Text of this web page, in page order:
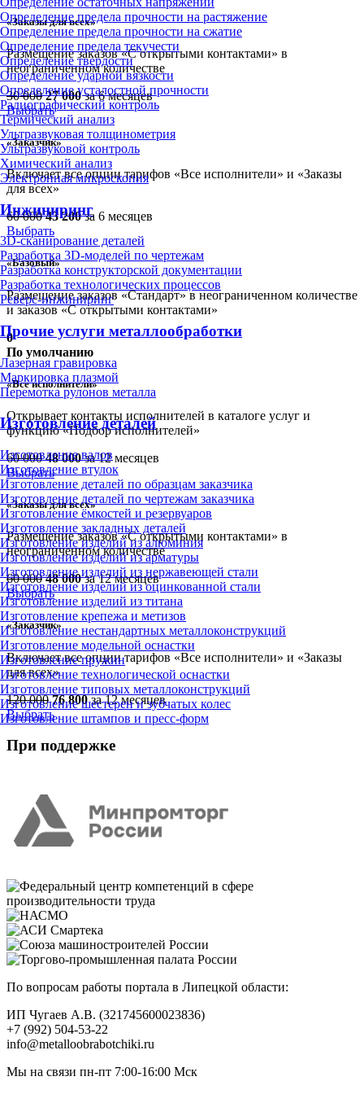
Определение предела прочности на растяжение
Определение предела прочности на сжатие
Определение предела текучести
Определение твердости
Определение ударной вязкости
Определение усталостной прочности
Радиографический контроль
Термический анализ
Ультразвуковая толщинометрия
Ультразвуковой контроль
Химический анализ
Электронная микроскопия
Инжиниринг
3D-сканирование деталей
Разработка 3D-моделей по чертежам
Разработка конструкторской документации
Разработка технологических процессов
Реверс-инжиниринг
Прочие услуги металлообработки
Лазерная гравировка
Маркировка плазмой
Перемотка рулонов металла
Изготовление деталей
Изготовление валов
Изготовление втулок
Изготовление деталей по образцам заказчика
Изготовление деталей по чертежам заказчика
Изготовление ёмкостей и резервуаров
Изготовление закладных деталей
Изготовление изделий из алюминия
Изготовление изделий из арматуры
Изготовление изделий из нержавеющей стали
Изготовление изделий из оцинкованной стали
Изготовление изделий из титана
Изготовление крепежа и метизов
Изготовление нестандартных металлоконструкций
Изготовление модельной оснастки
Изготовление пружин
Изготовление технологической оснастки
Изготовление типовых металлоконструкций
Изготовление шестерен и зубчатых колес
Изготовление штампов и пресс-форм
«Заказы для всех»
Размещение заказов «С открытыми контактами» в
неограниченном количестве
30 000 27 000 за 6 месяцев
Выбрать
«Заказчик»
Включает все опции тарифов «Все исполнители» и «Заказы
для всех»
60 000 43 200 за 6 месяцев
Выбрать
«Базовый»
Размещение заказов «Стандарт» в неограниченном количестве
и заказов «С открытыми контактами»
0
По умолчанию
«Все исполнители»
Открывает контакты исполнителей в каталоге услуг и
функцию «Подбор исполнителей»
60 000 48 000 за 12 месяцев
Выбрать
«Заказы для всех»
Размещение заказов «С открытыми контактами» в
неограниченном количестве
60 000 48 000 за 12 месяцев
Выбрать
«Заказчик»
Включает все опции тарифов «Все исполнители» и «Заказы
для всех»
120 000 76 800 за 12 месяцев
Выбрать
При поддержке
По вопросам работы портала в Липецкой области:
ИП Чугаев А.В. (321745600023836)
+7 (992) 504-53-22
info@metalloobrabotchiki.ru
Мы на связи пн-пт 7:00-16:00 Мск